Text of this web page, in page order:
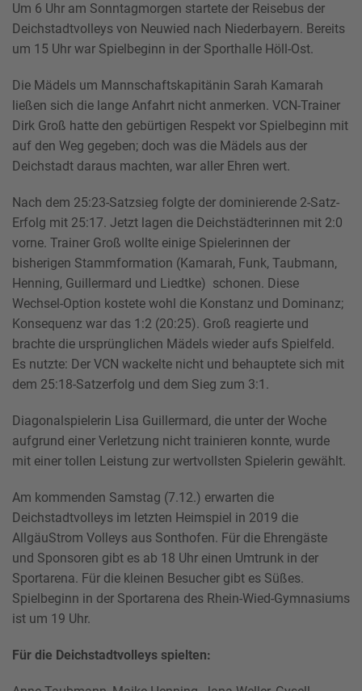
Um 6 Uhr am Sonntagmorgen startete der Reisebus der
Deichstadtvolleys von Neuwied nach Niederbayern. Bereits
um 15 Uhr war Spielbeginn in der Sporthalle Höll-Ost.
Die Mädels um Mannschaftskapitänin Sarah Kamarah
ließen sich die lange Anfahrt nicht anmerken. VCN-Trainer
Dirk Groß hatte den gebürtigen Respekt vor Spielbeginn mit
auf den Weg gegeben; doch was die Mädels aus der
Deichstadt daraus machten, war aller Ehren wert.
Nach dem 25:23-Satzsieg folgte der dominierende 2-Satz-
Erfolg mit 25:17. Jetzt lagen die Deichstädterinnen mit 2:0
vorne. Trainer Groß wollte einige Spielerinnen der
bisherigen Stammformation (Kamarah, Funk, Taubmann,
Henning, Guillermard und Liedtke) schonen. Diese
Wechsel-Option kostete wohl die Konstanz und Dominanz;
Konsequenz war das 1:2 (20:25). Groß reagierte und
brachte die ursprünglichen Mädels wieder aufs Spielfeld.
Es nutzte: Der VCN wackelte nicht und behauptete sich mit
dem 25:18-Satzerfolg und dem Sieg zum 3:1.
Diagonalspielerin Lisa Guillermard, die unter der Woche
aufgrund einer Verletzung nicht trainieren konnte, wurde
mit einer tollen Leistung zur wertvollsten Spielerin gewählt.
Am kommenden Samstag (7.12.) erwarten die
Deichstadtvolleys im letzten Heimspiel in 2019 die
AllgäuStrom Volleys aus Sonthofen. Für die Ehrengäste
und Sponsoren gibt es ab 18 Uhr einen Umtrunk in der
Sportarena. Für die kleinen Besucher gibt es Süßes.
Spielbeginn in der Sportarena des Rhein-Wied-Gymnasiums
ist um 19 Uhr.
Für die Deichstadtvolleys spielten: